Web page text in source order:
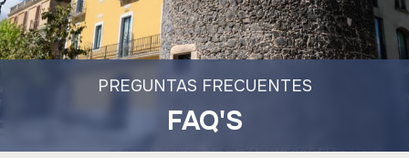
PREGUNTAS FRECUENTES
FAQ'S